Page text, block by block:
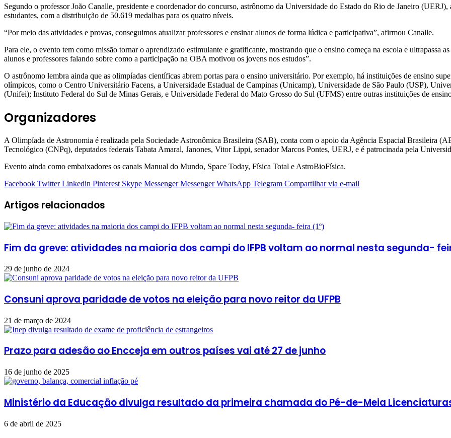
Segundo o professor João Canalle, presidente e coordenador do concurso, astrônomo da Universidade do Estado do Rio de Janeiro
estudantes, com a distribuição de 50.619 medalhas para os quatro níveis.
“Por meio das atividades e provas, conseguimos atualizar professores e ensinar alunos de forma lúdica e participativa”, afirmou Canalle.
Para ele, o evento tem como missão tornar o aprendizado estimulante e gratificante, mostrando que o ensino começa na escola e ultrapassa
alunos e professores falando sobre como a participação na OBA motivou os jovens nos estudos”.
O astrônomo lembra ainda que as olimpíadas científicas abrem portas para o ensino universitário. Por exemplo, há instituições de ensino
olímpicos, como o Centro Universitário Facens, a Universidade Estadual de Campinas (Unicamp), Universidade de São Paulo (USP),
(Unifei); Instituto Federal do Sul de Minas Gerais, e Universidade Federal do Mato Grosso do Sul (UFMS) entre outras instituições de
Organizadores
A Olimpíada de Astronomia é realizada pela Sociedade Astronômica Brasileira (SAB), conta com o apoio da Agência Espacial Brasileira
Tecnológico (CNPq), deputados federais Tabata Amaral, Janones, Vitor Lippi, senador Marcos Pontes, UERJ, e é patrocinada pela
Evento ainda como embaixadores os canais Manual do Mundo, Space Today, Física Total e AstroBioFísica.
Facebook Twitter Linkedin Pinterest Skype Messenger Messenger WhatsApp Telegram Compartilhar via e-mail
Artigos relacionados
Fim da greve: atividades na maioria dos campi do IFPB voltam ao normal nesta segunda-
29 de junho de 2024
Consuni aprova paridade de votos na eleição para novo reitor da UFPB
21 de março de 2024
Prazo para adesão ao Encceja em outros países vai até 27 de junho
16 de junho de 2025
Ministério da Educação divulga resultado da primeira chamada do Pé-de-Meia
6 de abril de 2025